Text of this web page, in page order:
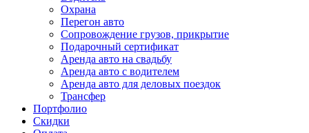
Охрана
Перегон авто
Сопровождение грузов, прикрытие
Подарочный сертификат
Аренда авто на свадьбу
Аренда авто с водителем
Аренда авто для деловых поездок
Трансфер
Портфолио
Скидки